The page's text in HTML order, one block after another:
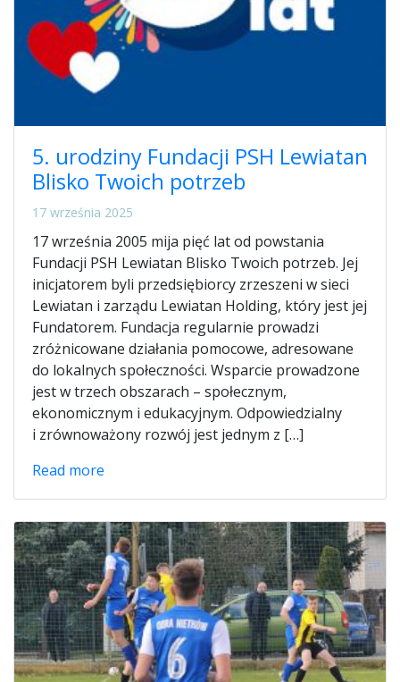
5. urodziny Fundacji PSH Lewiatan
Blisko Twoich potrzeb
17 września 2025
17 września 2005 mija pięć lat od powstania
Fundacji PSH Lewiatan Blisko Twoich potrzeb. Jej
inicjatorem byli przedsiębiorcy zrzeszeni w sieci
Lewiatan i zarządu Lewiatan Holding, który jest jej
Fundatorem. Fundacja regularnie prowadzi
zróżnicowane działania pomocowe, adresowane
do lokalnych społeczności. Wsparcie prowadzone
jest w trzech obszarach – społecznym,
ekonomicznym i edukacyjnym. Odpowiedzialny
i zrównoważony rozwój jest jednym z […]
Read more